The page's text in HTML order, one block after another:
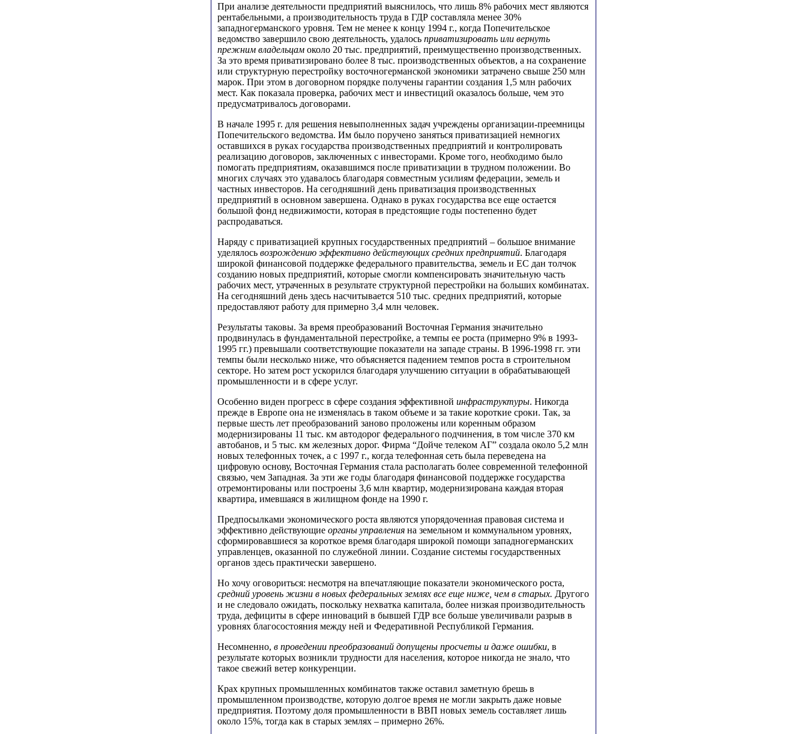
При анализе деятельности предприятий выяснилось, что лишь 8% рабочих мест являются
рентабельными, а производительность труда в ГДР составляла менее 30%
западногерманского уровня. Тем не менее к концу 1994 г., когда Попечительское
ведомство завершило свою деятельность, удалось приватизировать или вернуть
прежним владельцам около 20 тыс. предприятий, преимущественно производственных.
За это время приватизировано более 8 тыс. производственных объектов, а на сохранение
или структурную перестройку восточногерманской экономики затрачено свыше 250 млн
марок. При этом в договорном порядке получены гарантии создания 1,5 млн рабочих
мест. Как показала проверка, рабочих мест и инвестиций оказалось больше, чем это
предусматривалось договорами.
В начале 1995 г. для решения невыполненных задач учреждены организации-преемницы
Попечительского ведомства. Им было поручено заняться приватизацией немногих
оставшихся в руках государства производственных предприятий и контролировать
реализацию договоров, заключенных с инвесторами. Кроме того, необходимо было
помогать предприятиям, оказавшимся после приватизации в трудном положении. Во
многих случаях это удавалось благодаря совместным усилиям федерации, земель и
частных инвесторов. На сегодняшний день приватизация производственных
предприятий в основном завершена. Однако в руках государства все еще остается
большой фонд недвижимости, которая в предстоящие годы постепенно будет
распродаваться.
Наряду с приватизацией крупных государственных предприятий – большое внимание
уделялось возрождению эффективно действующих средних предприятий. Благодаря
широкой финансовой поддержке федерального правительства, земель и ЕС дан толчок
созданию новых предприятий, которые смогли компенсировать значительную часть
рабочих мест, утраченных в результате структурной перестройки на больших комбинатах.
На сегодняшний день здесь насчитывается 510 тыс. средних предприятий, которые
предоставляют работу для примерно 3,4 млн человек.
Результаты таковы. За время преобразований Восточная Германия значительно
продвинулась в фундаментальной перестройке, а темпы ее роста (примерно 9% в 1993-
1995 гг.) превышали соответствующие показатели на западе страны. В 1996-1998 гг. эти
темпы были несколько ниже, что объясняется падением темпов роста в строительном
секторе. Но затем рост ускорился благодаря улучшению ситуации в обрабатывающей
промышленности и в сфере услуг.
Особенно виден прогресс в сфере создания эффективной инфраструктуры. Никогда
прежде в Европе она не изменялась в таком объеме и за такие короткие сроки. Так, за
первые шесть лет преобразований заново проложены или коренным образом
модернизированы 11 тыс. км автодорог федерального подчинения, в том числе 370 км
автобанов, и 5 тыс. км железных дорог. Фирма “Дойче телеком АГ” создала около 5,2 млн
новых телефонных точек, а с 1997 г., когда телефонная сеть была переведена на
цифровую основу, Восточная Германия стала располагать более современной телефонной
связью, чем Западная. За эти же годы благодаря финансовой поддержке государства
отремонтированы или построены 3,6 млн квартир, модернизирована каждая вторая
квартира, имевшаяся в жилищном фонде на 1990 г.
Предпосылками экономического роста являются упорядоченная правовая система и
эффективно действующие органы управления на земельном и коммунальном уровнях,
сформировавшиеся за короткое время благодаря широкой помощи западногерманских
управленцев, оказанной по служебной линии. Создание системы государственных
органов здесь практически завершено.
Но хочу оговориться: несмотря на впечатляющие показатели экономического роста,
средний уровень жизни в новых федеральных землях все еще ниже, чем в старых. Другого
и не следовало ожидать, поскольку нехватка капитала, более низкая производительность
труда, дефициты в сфере инноваций в бывшей ГДР все больше увеличивали разрыв в
уровнях благосостояния между ней и Федеративной Республикой Германия.
Несомненно, в проведении преобразований допущены просчеты и даже ошибки, в
результате которых возникли трудности для населения, которое никогда не знало, что
такое свежий ветер конкуренции.
Крах крупных промышленных комбинатов также оставил заметную брешь в
промышленном производстве, которую долгое время не могли закрыть даже новые
предприятия. Поэтому доля промышленности в ВВП новых земель составляет лишь
около 15%, тогда как в старых землях – примерно 26%.